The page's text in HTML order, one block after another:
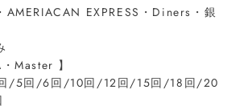
AMERIACAN EXPRESS・Diners・銀
Master 】
/5回/6回/10回/12回/15回/18回/20